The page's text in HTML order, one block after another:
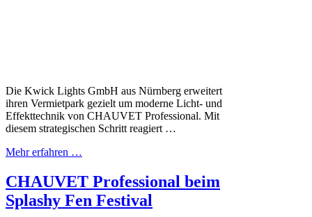
Die Kwick Lights GmbH aus Nürnberg erweitert
ihren Vermietpark gezielt um moderne Licht- und
Effekttechnik von CHAUVET Professional. Mit
diesem strategischen Schritt reagiert …
Mehr erfahren …
CHAUVET Professional beim
Splashy Fen Festival